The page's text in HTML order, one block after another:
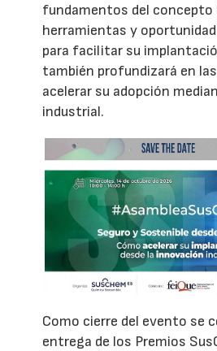
fundamentos del concepto
herramientas y
para facilitar su
también profundizará en
acelerar su adopción
industrial.
Como cierre del evento se
entrega de los Premios